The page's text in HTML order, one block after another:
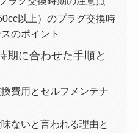
以上）のプラグ交換時
のポイント
期に合わせた手順と
費用とセルフメンテナ
ないと言われる理由と